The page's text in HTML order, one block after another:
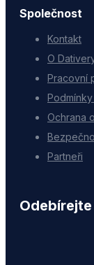
Společnost
Kontakt
O
Pracovní
Ochrana
Partneři